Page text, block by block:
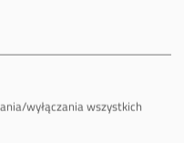
Węglowy
wyłączania wszystkich